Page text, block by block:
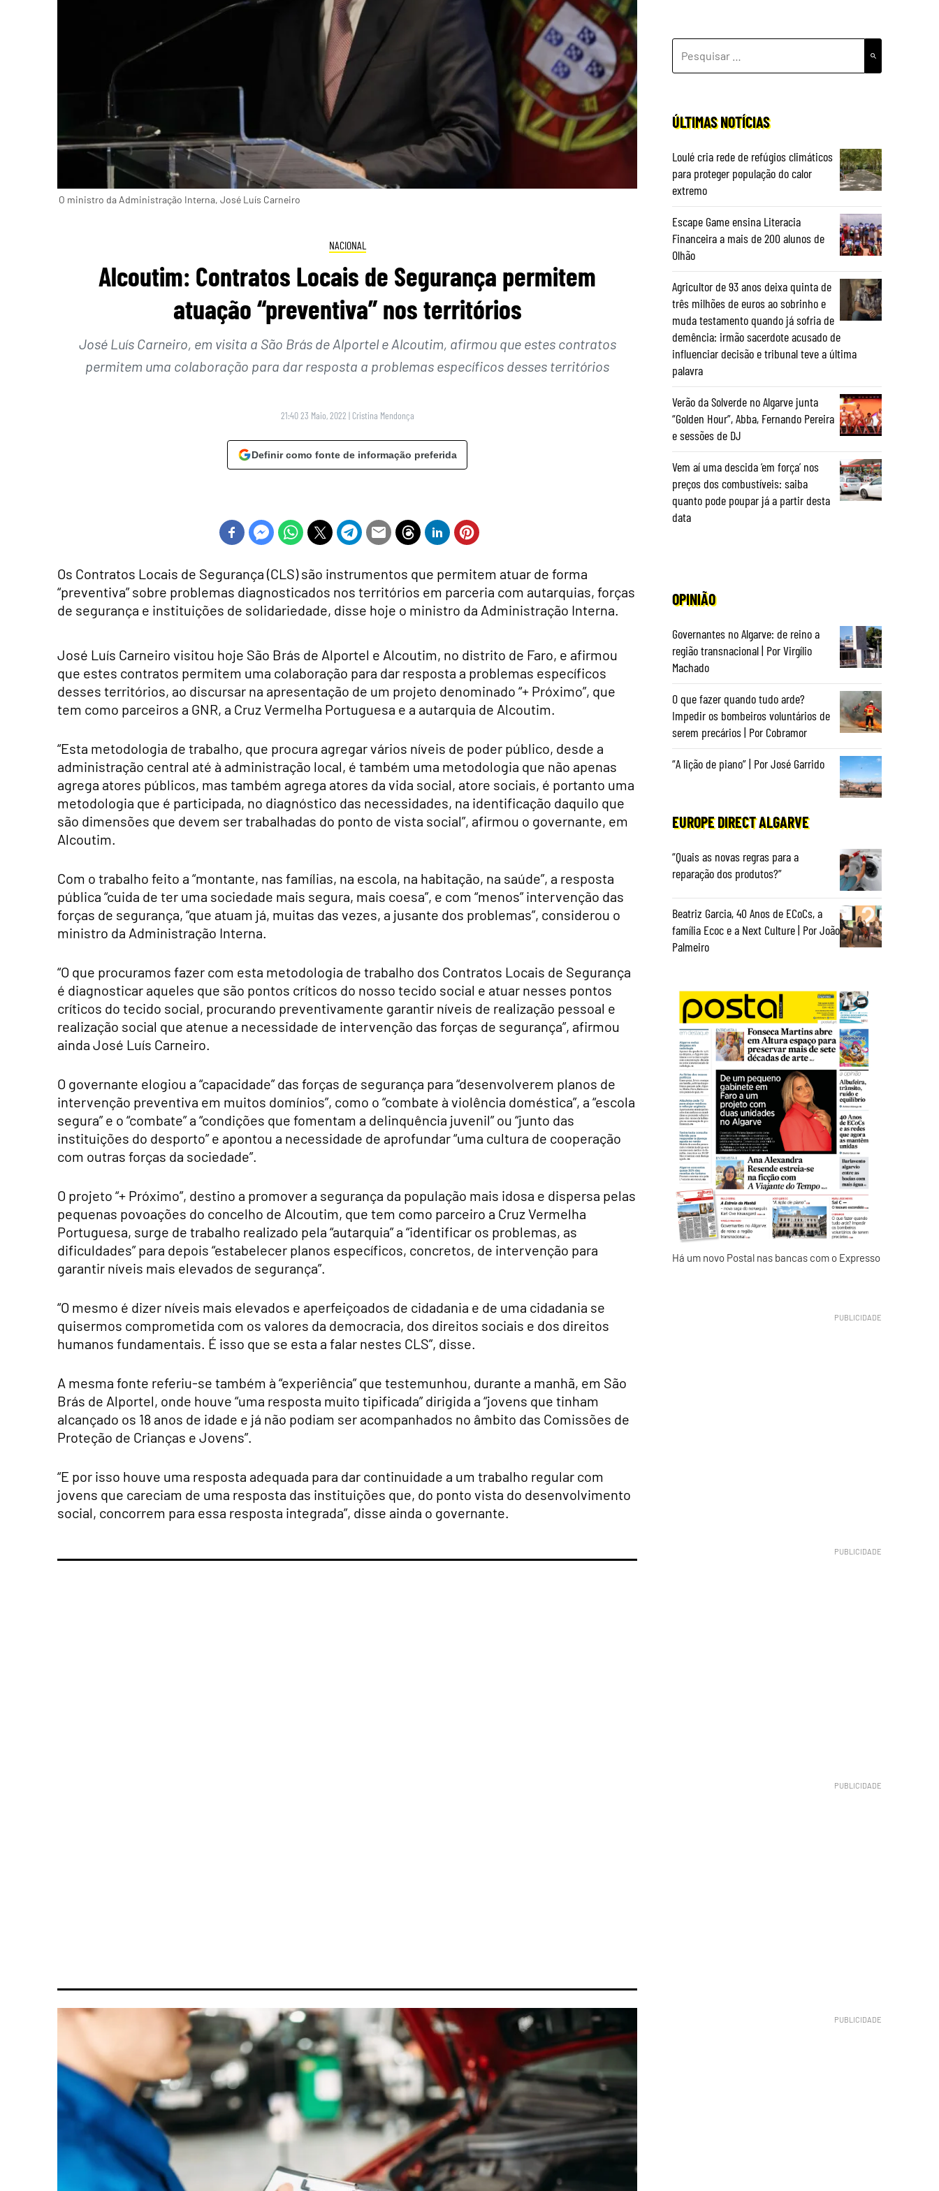
O ministro da Administração Interna, José Luís Carneiro
NACIONAL
Alcoutim: Contratos Locais de Segurança permitem
atuação “preventiva” nos territórios
José Luís Carneiro, em visita a São Brás de Alportel e Alcoutim, afirmou que estes contratos
permitem uma colaboração para dar resposta a problemas específicos desses territórios
21:40 23 Maio, 2022 | Cristina Mendonça
Definir como fonte de informação preferida
Os Contratos Locais de Segurança (CLS) são instrumentos que permitem atuar de forma
“preventiva” sobre problemas diagnosticados nos territórios em parceria com autarquias, forças
de segurança e instituições de solidariedade, disse hoje o ministro da Administração Interna.
José Luís Carneiro visitou hoje São Brás de Alportel e Alcoutim, no distrito de Faro, e afirmou
que estes contratos permitem uma colaboração para dar resposta a problemas específicos
desses territórios, ao discursar na apresentação de um projeto denominado “+ Próximo”, que
tem como parceiros a GNR, a Cruz Vermelha Portuguesa e a autarquia de Alcoutim.
“Esta metodologia de trabalho, que procura agregar vários níveis de poder público, desde a
administração central até à administração local, é também uma metodologia que não apenas
agrega atores públicos, mas também agrega atores da vida social, atore sociais, é portanto uma
metodologia que é participada, no diagnóstico das necessidades, na identificação daquilo que
são dimensões que devem ser trabalhadas do ponto de vista social”, afirmou o governante, em
Alcoutim.
Com o trabalho feito a “montante, nas famílias, na escola, na habitação, na saúde”, a resposta
pública “cuida de ter uma sociedade mais segura, mais coesa”, e com “menos” intervenção das
forças de segurança, “que atuam já, muitas das vezes, a jusante dos problemas”, considerou o
ministro da Administração Interna.
“O que procuramos fazer com esta metodologia de trabalho dos Contratos Locais de Segurança
é diagnosticar aqueles que são pontos críticos do nosso tecido social e atuar nesses pontos
críticos do tecido social, procurando preventivamente garantir níveis de realização pessoal e
realização social que atenue a necessidade de intervenção das forças de segurança”, afirmou
ainda José Luís Carneiro.
O governante elogiou a “capacidade” das forças de segurança para “desenvolverem planos de
intervenção preventiva em muitos domínios”, como o “combate à violência doméstica”, a “escola
segura” e o “combate” a “condições que fomentam a delinquência juvenil” ou “junto das
instituições do desporto” e apontou a necessidade de aprofundar “uma cultura de cooperação
com outras forças da sociedade”.
O projeto “+ Próximo”, destino a promover a segurança da população mais idosa e dispersa pelas
pequenas povoações do concelho de Alcoutim, que tem como parceiro a Cruz Vermelha
Portuguesa, surge de trabalho realizado pela “autarquia” a “identificar os problemas, as
dificuldades” para depois “estabelecer planos específicos, concretos, de intervenção para
garantir níveis mais elevados de segurança”.
“O mesmo é dizer níveis mais elevados e aperfeiçoados de cidadania e de uma cidadania se
quisermos comprometida com os valores da democracia, dos direitos sociais e dos direitos
humanos fundamentais. É isso que se esta a falar nestes CLS”, disse.
A mesma fonte referiu-se também à “experiência” que testemunhou, durante a manhã, em São
Brás de Alportel, onde houve “uma resposta muito tipificada” dirigida a “jovens que tinham
alcançado os 18 anos de idade e já não podiam ser acompanhados no âmbito das Comissões de
Proteção de Crianças e Jovens”.
“E por isso houve uma resposta adequada para dar continuidade a um trabalho regular com
jovens que careciam de uma resposta das instituições que, do ponto vista do desenvolvimento
social, concorrem para essa resposta integrada”, disse ainda o governante.
POR:
ÚLTIMAS NOTÍCIAS
Loulé cria rede de refúgios climáticos
para proteger população do calor
extremo
Escape Game ensina Literacia
Financeira a mais de 200 alunos de
Olhão
Agricultor de 93 anos deixa quinta de
três milhões de euros ao sobrinho e
muda testamento quando já sofria de
demência: irmão sacerdote acusado de
influenciar decisão e tribunal teve a última
palavra
Verão da Solverde no Algarve junta
“Golden Hour”, Abba, Fernando Pereira
e sessões de DJ
Vem aí uma descida ‘em força’ nos
preços dos combustíveis: saiba
quanto pode poupar já a partir desta
data
OPINIÃO
Governantes no Algarve: de reino a
região transnacional | Por Virgílio
Machado
O que fazer quando tudo arde?
Impedir os bombeiros voluntários de
serem precários | Por Cobramor
“A lição de piano” | Por José Garrido
EUROPE DIRECT ALGARVE
“Quais as novas regras para a
reparação dos produtos?”
Beatriz Garcia, 40 Anos de ECoCs, a
família Ecoc e a Next Culture | Por João
Palmeiro
Há um novo Postal nas bancas com o Expresso